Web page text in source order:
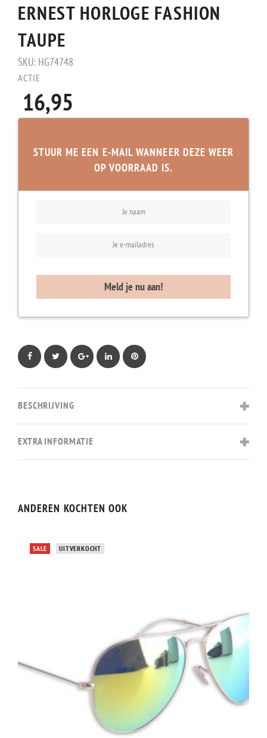
ERNEST HORLOGE FASHION
TAUPE
SKU: HG74748
ACTIE
16,95
STUUR ME EEN E-MAIL WANNEER DEZE WEER
OP VOORRAAD IS.
Facebook Twitter Google+ LinkedIn Pinterest
BESCHRIJVING
EXTRA INFORMATIE
ANDEREN KOCHTEN OOK
SALE UITVERKOCHT